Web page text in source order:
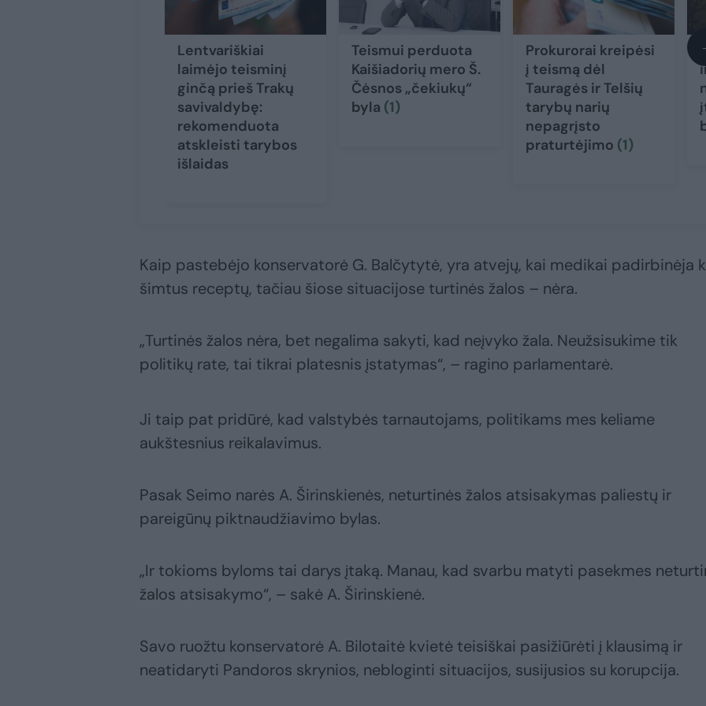
Lentvariškiai
laimėjo teisminį
ginčą prieš Trakų
savivaldybę:
rekomenduota
atskleisti tarybos
išlaidas
Teismui perduota
Kaišiadorių mero Š.
Čėsnos „čekiukų“
byla (1)
Prokurorai kreipėsi
į teismą dėl
Tauragės ir Telšių
tarybų narių
nepagrįsto
praturtėjimo (1)
Kaip pastebėjo konservatorė G. Balčytytė, yra atvejų, kai medikai padirbinėja
šimtus receptų, tačiau šiose situacijose turtinės žalos – nėra.
„Turtinės žalos nėra, bet negalima sakyti, kad neįvyko žala. Neužsisukime tik
politikų rate, tai tikrai platesnis įstatymas“, – ragino parlamentarė.
Ji taip pat pridūrė, kad valstybės tarnautojams, politikams mes keliame
aukštesnius reikalavimus.
Pasak Seimo narės A. Širinskienės, neturtinės žalos atsisakymas paliestų ir
pareigūnų piktnaudžiavimo bylas.
„Ir tokioms byloms tai darys įtaką. Manau, kad svarbu matyti pasekmes
žalos atsisakymo“, – sakė A. Širinskienė.
Savo ruožtu konservatorė A. Bilotaitė kvietė teisiškai pasižiūrėti į klausimą ir
neatidaryti Pandoros skrynios, nebloginti situacijos, susijusios su korupcija.